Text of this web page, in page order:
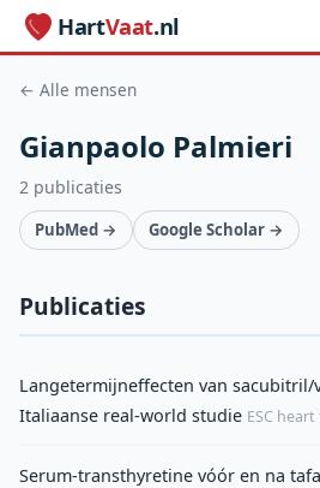
HartVaat.nl
← Alle mensen
Gianpaolo Palmieri
2 publicaties
PubMed → Google Scholar →
Publicaties
Langetermijneffecten van sacubitril/
Italiaanse real-world studie ESC
Serum-transthyretine vóór en na